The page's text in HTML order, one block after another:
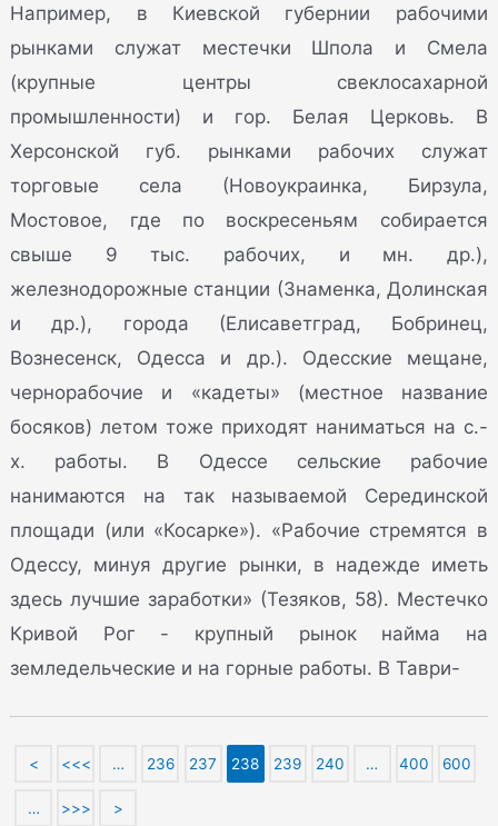
Например, в Киевской губернии рабочими
рынками служат местечки Шпола и Смела
(крупные центры свеклосахарной
промышленности) и гор. Белая Церковь. В
Херсонской губ. рынками рабочих служат
торговые села (Новоукраинка, Бирзула,
Мостовое, где по воскресеньям собирается
свыше 9 тыс. рабочих, и мн. др.),
железнодорожные станции (Знаменка, Долинская
и др.), города (Елисаветград, Бобринец,
Вознесенск, Одесса и др.). Одесские мещане,
чернорабочие и «кадеты» (местное название
босяков) летом тоже приходят наниматься на с.-
х. работы. В Одессе сельские рабочие
нанимаются на так называемой Серединской
площади (или «Косарке»). «Рабочие стремятся в
Одессу, минуя другие рынки, в надежде иметь
здесь лучшие заработки» (Тезяков, 58). Местечко
Кривой Рог - крупный рынок найма на
земледельческие и на горные работы. В Таври-
< <<< … 236 237 238 239 240 … 400 600
… >>> >